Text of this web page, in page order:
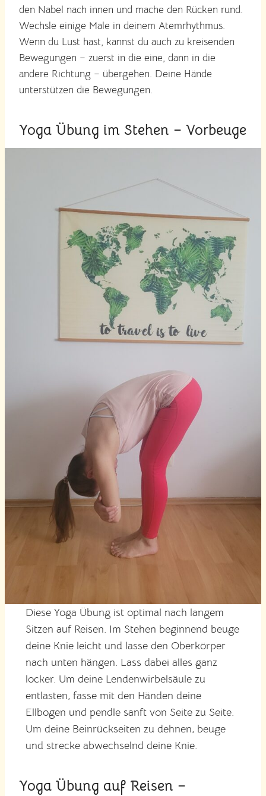
den Nabel nach innen und mache den Rücken rund.
Wechsle einige Male in deinem Atemrhythmus.
Wenn du Lust hast, kannst du auch zu kreisenden
Bewegungen – zuerst in die eine, dann in die
andere Richtung – übergehen. Deine Hände
unterstützen die Bewegungen.
Yoga Übung im Stehen – Vorbeuge
Diese Yoga Übung ist optimal nach langem
Sitzen auf Reisen. Im Stehen beginnend beuge
deine Knie leicht und lasse den Oberkörper
nach unten hängen. Lass dabei alles ganz
locker. Um deine Lendenwirbelsäule zu
entlasten, fasse mit den Händen deine
Ellbogen und pendle sanft von Seite zu Seite.
Um deine Beinrückseiten zu dehnen, beuge
und strecke abwechselnd deine Knie.
Yoga Übung auf Reisen –